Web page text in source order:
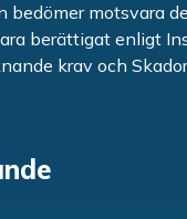
bedömer motsvara
berättigat enligt
krav och